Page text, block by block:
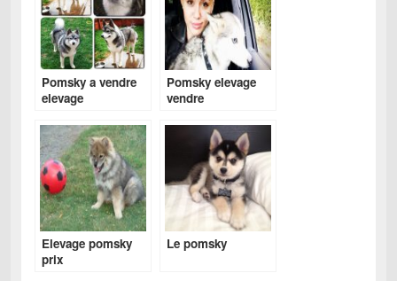
Pomsky a vendre
elevage
Pomsky elevage
vendre
Elevage pomsky
prix
Le pomsky